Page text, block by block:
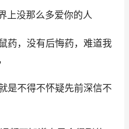
上没那么多爱你的人
药，没有后悔药，难道我
是不得不怀疑先前深信不